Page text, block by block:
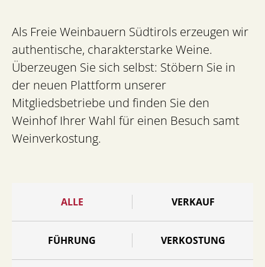
Als Freie Weinbauern Südtirols erzeugen wir
authentische, charakterstarke Weine.
Überzeugen Sie sich selbst: Stöbern Sie in
der neuen Plattform unserer
Mitgliedsbetriebe und finden Sie den
Weinhof Ihrer Wahl für einen Besuch samt
Weinverkostung.
ALLE VERKAUF
FÜHRUNG VERKOSTUNG